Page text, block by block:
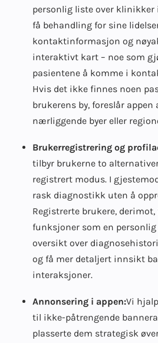
personlig liste over
få behandling for sine
kontaktinformasjon og
interaktivt kart – noe som
pasientene å komme i
Hvis det ikke finnes noen
brukerens by, foreslår
nærliggende byer eller
Brukerregistrering og
tilbyr brukerne to
registrert modus. I
rask diagnostikk uten å
Registrerte brukere,
funksjoner som en
oversikt over
og få mer detaljert innsikt
interaksjoner.
Annonsering i appen:Vi
til ikke-påtrengende
plasserte dem strategisk